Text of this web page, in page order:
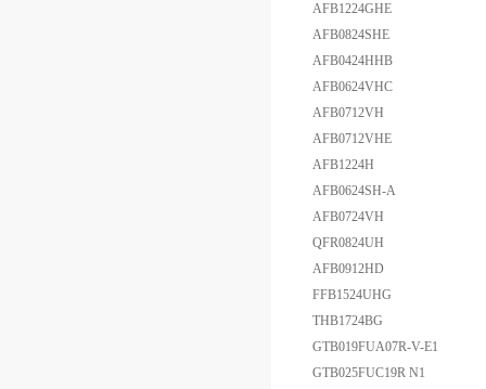
AFB1224GHE
AFB0824SHE
AFB0424HHB
AFB0624VHC
AFB0712VH
AFB0712VHE
AFB1224H
AFB0624SH-A
AFB0724VH
QFR0824UH
AFB0912HD
FFB1524UHG
THB1724BG
GTB019FUA07R-V-E1
GTB025FUC19R N1